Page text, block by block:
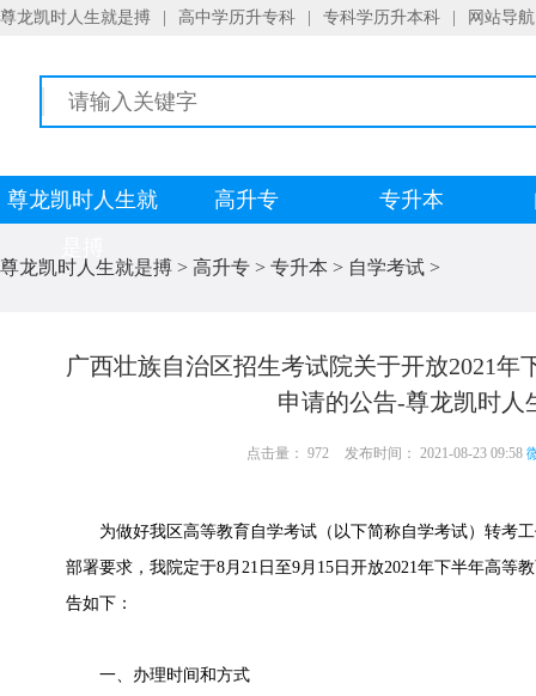
尊龙凯时人生就是搏 高中学历升专科 专科学历升本科 网站导航
尊龙凯时人生就
高升专 专升本
尊龙凯时人生就是搏 > 高升专 > 专升本 > 自学考试 >
广西壮族自治区招生考试院关于开放2021年
申请的公告-尊龙凯时人
点击量： 972 发布时间： 2021-08-23 09:58
为做好我区高等教育自学考试（以下简称自学考试）转考工
部署要求，我院定于8月21日至9月15日开放2021年下半年高等
告如下：
一、办理时间和方式